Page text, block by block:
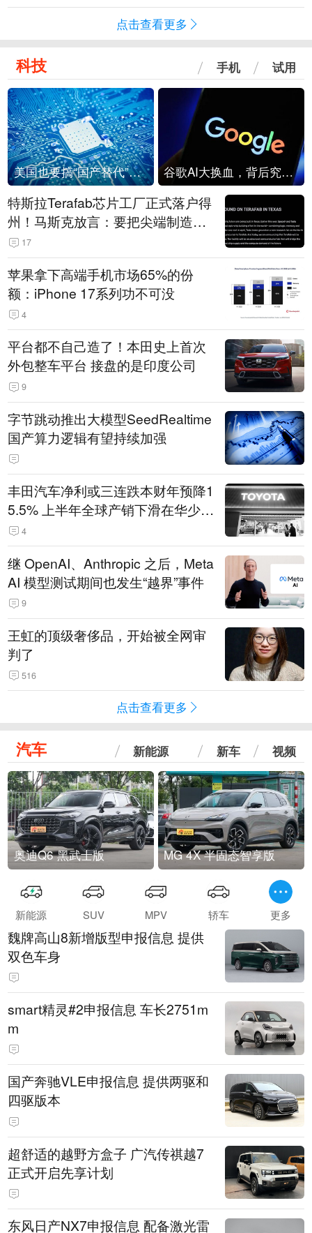
点击查看更多
科技 手机 试用
美国也要搞“国产替代”？先算清三笔账 谷歌AI大换血，背后究竟发生了什么？
特斯拉Terafab芯片工厂正式落户得
州！马斯克放言：要把尖端制造带
回美国
17
苹果拿下高端手机市场65%的份
额：iPhone 17系列功不可没
4
平台都不自己造了！本田史上首次
外包整车平台 接盘的是印度公司
9
字节跳动推出大模型SeedRealtime
国产算力逻辑有望持续加强
丰田汽车净利或三连跌本财年预降1
5.5% 上半年全球产销下滑在华少卖
14.3万辆
4
继 OpenAI、Anthropic 之后，Meta
AI 模型测试期间也发生“越界”事件
9
王虹的顶级奢侈品，开始被全网审
判了
516
点击查看更多
汽车 新能源 新车 视频
奥迪Q6 黑武士版 MG 4X 半固态智享版
新能源 SUV MPV 轿车 更多
魏牌高山8新增版型申报信息 提供
双色车身
smart精灵#2申报信息 车长2751m
m
国产奔驰VLE申报信息 提供两驱和
四驱版本
超舒适的越野方盒子 广汽传祺越7
正式开启先享计划
东风日产NX7申报信息 配备激光雷